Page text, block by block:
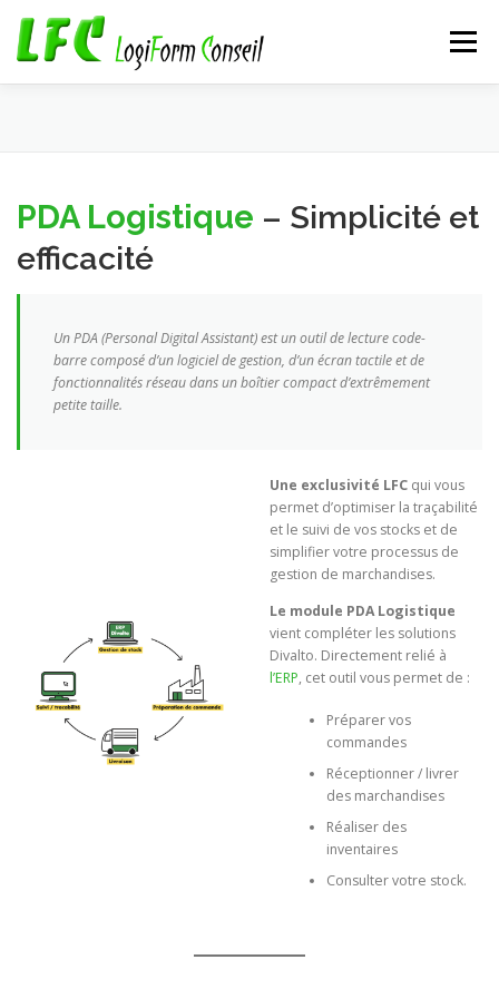
contenu
Menu
ACTUALITÉS REJOIGNEZ-NOUS ! CONTACT
PDA Logistique – Simplicité et
efficacité
Un PDA (Personal Digital Assistant) est un outil de lecture code-
barre composé d’un logiciel de gestion, d’un écran tactile et de
fonctionnalités réseau dans un boîtier compact d’extrêmement
petite taille.
Une exclusivité LFCqui vous
permet d’optimiser la traçabilité
et le suivi de vos stocks et de
simplifier votre processus de
gestion de marchandises.
Le module PDA Logistique
vient compléter les solutions
Divalto. Directement relié à
l’ERP, cet outil vous permet de :
Préparer vos
commandes
Réceptionner / livrer
des marchandises
Réaliser des
inventaires
Consulter votre stock.